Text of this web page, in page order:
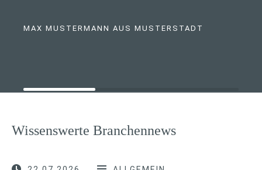
MAX MUSTERMANN AUS MUSTERSTADT
Wissenswerte Branchennews